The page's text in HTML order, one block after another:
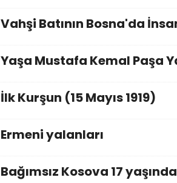
Vahşi Batının Bosna'da
Yaşa Mustafa Kemal Paşa
İlk Kurşun (15 Mayıs 1919)
Ermeni yalanları
Bağımsız Kosova 17 yaşında